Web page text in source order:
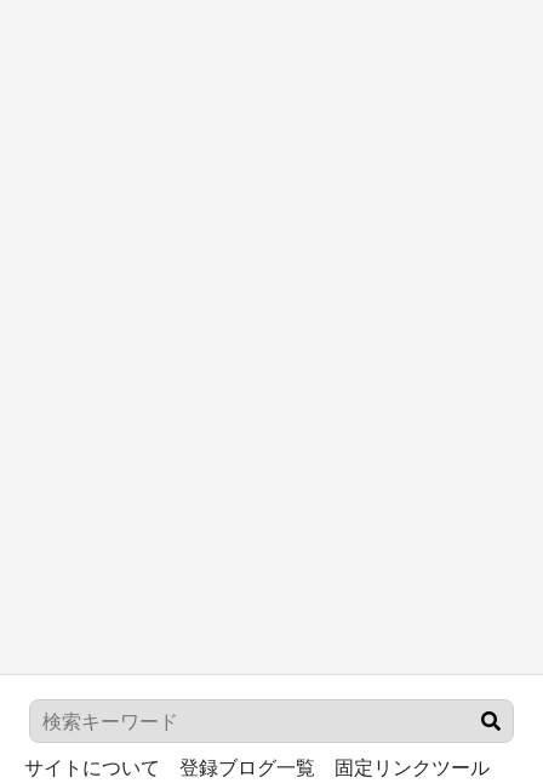
サイトについて 登録ブログ一覧
固定リンクツール